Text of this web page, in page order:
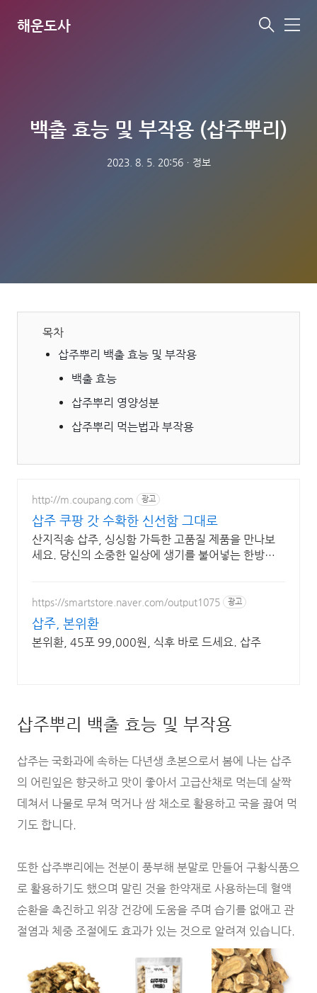
해운도사
메
백출 효능 및 부작용 (삽주뿌리)
2023. 8. 5. 20:56ㆍ 정보
목차
삽주뿌리 백출 효능 및 부작용
백출 효능
삽주뿌리 영양성분
삽주뿌리 먹는법과 부작용
http://m.coupang.com 광고
삽주 쿠팡 갓 수확한 신선함 그대로
산지직송 삽주, 싱싱함 가득한 고품질 제품을 만나보
세요. 당신의 소중한 일상에 생기를 불어넣는 한방재
https://smartstore.naver.com/output1075 광고
삽주, 본위환
본위환, 45포 99,000원, 식후 바로 드세요. 삽주
삽주뿌리 백출 효능 및 부작용
삽주는 국화과에 속하는 다년생 초본으로서 봄에 나는 삽주
의 어린잎은 향긋하고 맛이 좋아서 고급산채로 먹는데 살짝
데쳐서 나물로 무쳐 먹거나 쌈 채소로 활용하고 국을 끓여 먹
기도 합니다.
또한 삽주뿌리에는 전분이 풍부해 분말로 만들어 구황식품으
로 활용하기도 했으며 말린 것을 한약재로 사용하는데 혈액
순환을 촉진하고 위장 건강에 도움을 주며 습기를 없애고 관
절염과 체중 조절에도 효과가 있는 것으로 알려져 있습니다.